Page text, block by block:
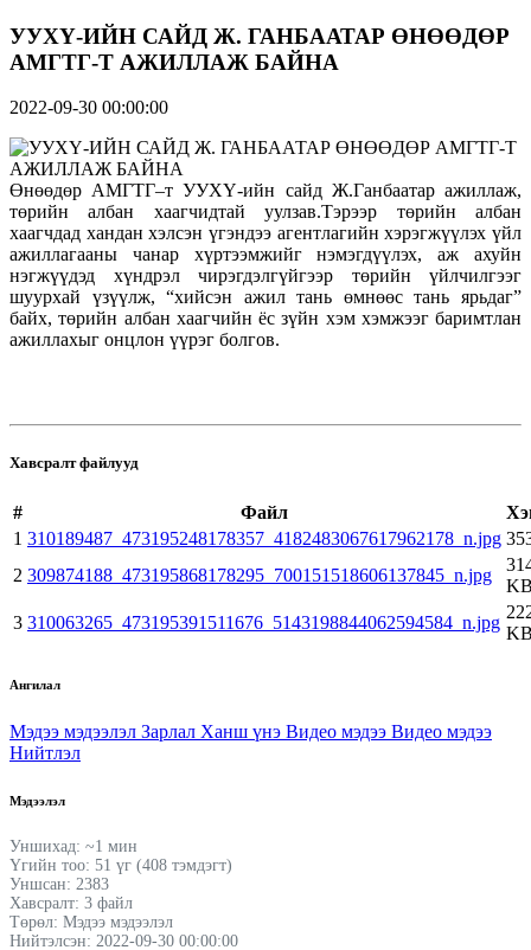
УУХҮ-ИЙН САЙД Ж. ГАНБААТАР ӨНӨӨДӨР
АМГТГ-Т АЖИЛЛАЖ БАЙНА
2022-09-30 00:00:00
Өнөөдөр АМГТГ–т УУХҮ-ийн сайд Ж.Ганбаатар ажиллаж,
төрийн албан хаагчидтай уулзав.Тэрээр төрийн албан
хаагчдад хандан хэлсэн үгэндээ агентлагийн хэрэгжүүлэх үйл
ажиллагааны чанар хүртээмжийг нэмэгдүүлэх, аж ахуйн
нэгжүүдэд хүндрэл чирэгдэлгүйгээр төрийн үйлчилгээг
шуурхай үзүүлж, “хийсэн ажил тань өмнөөс тань ярьдаг”
байх, төрийн албан хаагчийн ёс зүйн хэм хэмжээг баримтлан
ажиллахыг онцлон үүрэг болгов.
Хавсралт файлууд
# Файл
1 310189487_473195248178357_4182483067617962178_n.jpg
2 309874188_473195868178295_700151518606137845_n.jpg
3 310063265_473195391511676_5143198844062594584_n.jpg
Ангилал
Мэдээ мэдээлэл Зарлал Ханш үнэ Видео мэдээ Видео мэдээ
Нийтлэл
Мэдээлэл
Уншихад: ~1 мин
Үгийн тоо: 51 үг (408 тэмдэгт)
Уншсан: 2383
Хавсралт: 3 файл
Төрөл: Мэдээ мэдээлэл
Нийтэлсэн: 2022-09-30 00:00:00